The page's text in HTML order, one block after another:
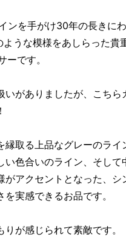
ンを手がけ30年の長きにわ
うな模様をあしらった貴
です。
がありましたが、こちら
取る上品なグレーのライ
色合いのライン、そして
がアクセントとなった、シ
実感できるお品です。
が感じられて素敵です。